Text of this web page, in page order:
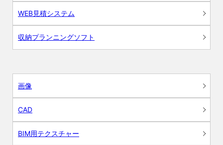
WEB見積システム
収納プランニングソフト
画像
CAD
BIM用テクスチャー